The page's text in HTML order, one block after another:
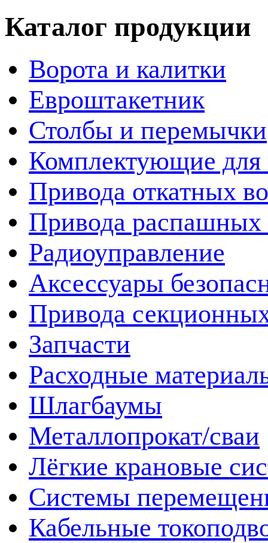
Каталог продукции
Ворота и калитки
Евроштакетник
Столбы и перемычки
Комплектующие для
Привода откатных
Привода распашных
Радиоуправление
Аксессуары
Привода
Запчасти
Расходные
Шлагбаумы
Металлопрокат/сваи
Лёгкие крановые
Системы
Кабельные